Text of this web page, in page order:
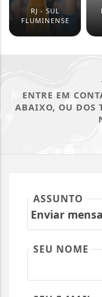
RJ - SUL
FLUMINENSE
ENTRE EM
ABAIXO, OU DOS
ASSUNTO
SEU NOME